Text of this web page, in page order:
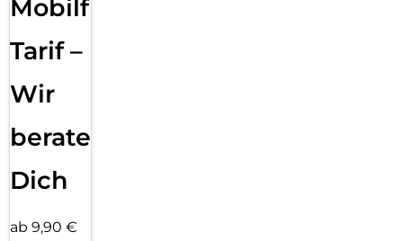
Hülle mit PanzerGlass PicturePerfect oder Hoops.
P.S. Und wie alle unsere Produkte wird auch Ceramic Schutz
Mobilfunk
Tarif –
Wir
beraten
Dich
ab 9,90 €